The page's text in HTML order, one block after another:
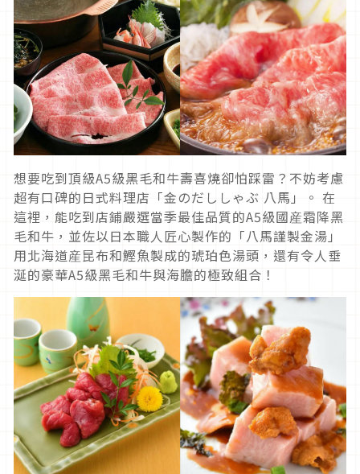
想要吃到頂級A5級黑毛和牛壽喜燒卻怕踩雷？不妨考慮
超有口碑的日式料理店「金のだししゃぶ 八馬」。 在
這裡，能吃到店鋪嚴選當季最佳品質的A5級國産霜降黑
毛和牛，並佐以日本職人匠心製作的「八馬謹製金湯」
用北海道産昆布和鰹魚製成的琥珀色湯頭，還有令人垂
涎的豪華A5級黑毛和牛與海膽的極致組合！